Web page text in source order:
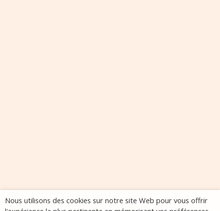
Nous utilisons des cookies sur notre site Web pour vous offrir